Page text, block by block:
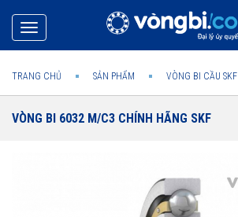
Toggle
navigation
TRANG CHỦ SẢN PHẨM VÒNG BI CẦU SKF
VÒNG BI 6032 M/C3 CHÍNH HÃNG SKF